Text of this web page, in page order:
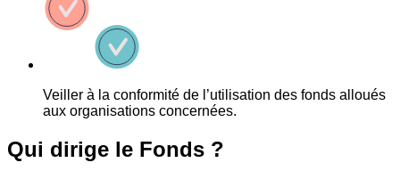
Veiller à la conformité de l’utilisation des fonds alloués
aux organisations concernées.
Qui dirige le Fonds ?